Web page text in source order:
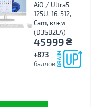
AiO / Ultra5
125U, 16, 512,
Cam, кл+м
(D3SB2EA)
45999₴
+873
баллов